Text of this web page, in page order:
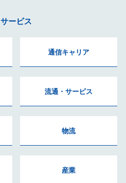
サービス
通信キャリア
流通・サービス
物流
産業